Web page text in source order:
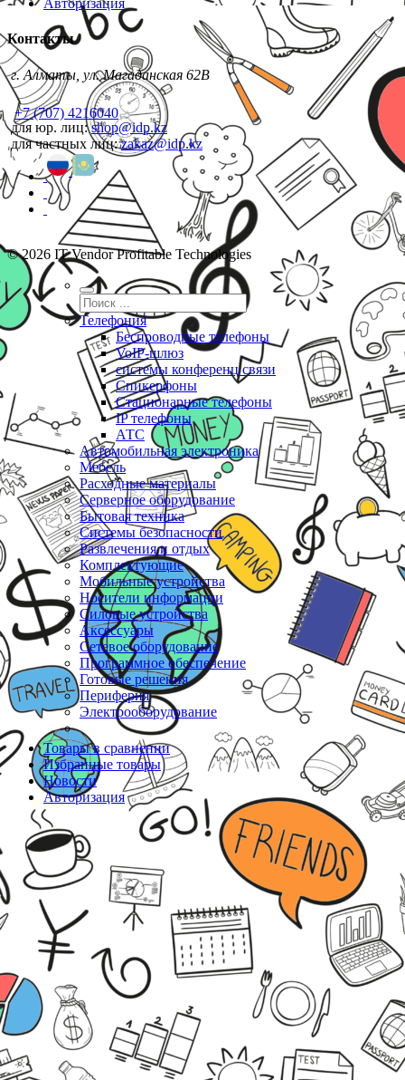
Авторизация
Контакты
г. Алматы, ул. Магаданская 62В
+7 (707) 4216040
для юр. лиц:shop@idp.kz
для частных лиц:zakaz@idp.kz
© 2026 IT Vendor Profitable Technologies
Телефония
Беспроводные телефоны
VoIP-шлюз
системы конференц связи
Спикерфоны
Стационарные телефоны
IP телефоны
АТС
Автомобильная электроника
Мебель
Расходные материалы
Серверное оборудование
Бытовая техника
Системы безопасности
Развлечения и отдых
Комплектующие
Мобильные устройства
Носители информации
Силовые устройства
Аксессуары
Сетевое оборудование
Программное обеспечение
Готовые решения
Периферия
Электрооборудование
Товары в сравнении
Избранные товары
Новости
Авторизация